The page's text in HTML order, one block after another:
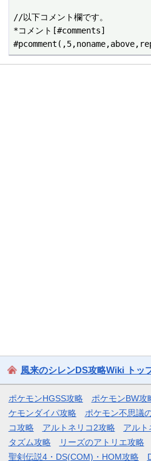
//以下コメント欄です。
*コメント[#comments]
風来のシレンDS攻略Wiki トッ
ポケモンHGSS攻略 ポケモンBW攻
ケモンダイパ攻略
ポケモン不思議
コ攻略
アルトネリコ2攻略 アルト
タズム攻略
リーズのアトリエ攻略
聖剣伝説4・DS(COM)・HOM攻略